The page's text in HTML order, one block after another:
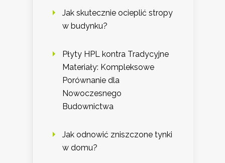
Jak skutecznie ocieplić stropy
w budynku?
Płyty HPL kontra Tradycyjne
Materiały: Kompleksowe
Porównanie dla
Nowoczesnego
Budownictwa
Jak odnowić zniszczone tynki
w domu?